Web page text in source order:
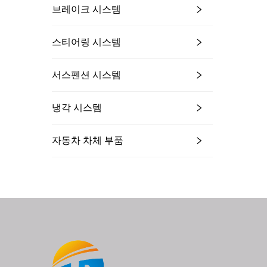
브레이크 시스템
스티어링 시스템
서스펜션 시스템
냉각 시스템
자동차 차체 부품